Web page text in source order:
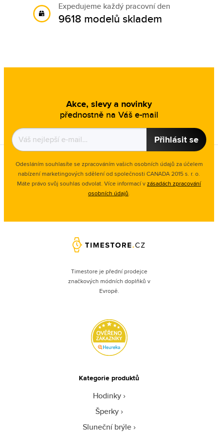
Expedujeme každý pracovní den
9618 modelů skladem
Akce, slevy a novinky
přednostně na Váš e-mail
Přihlásit se
Odesláním souhlasíte se zpracováním vašich osobních údajů za účelem
nabízení marketingových sdělení od společnosti CANADA 2015 s. r. o.
Máte právo svůj souhlas odvolat. Více informací vzásadách zpracování
osobních údajů.
Timestore je přední prodejce
značkových módních doplňků v
Evropě.
Kategorie produktů
Hodinky
Šperky
Sluneční brýle